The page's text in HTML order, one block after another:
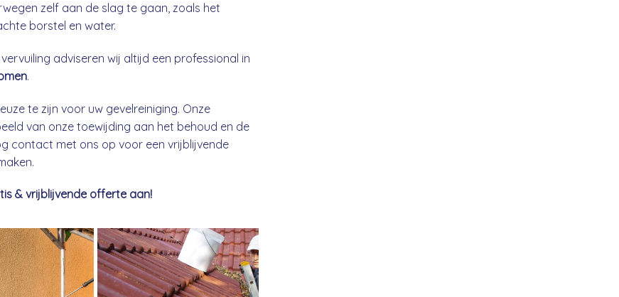
zelf aan de slag te gaan, zoals het
borstel en water.
adviseren wij altijd een professional in
.
te zijn voor uw gevelreiniging. Onze
van onze toewijding aan het behoud en de
contact met ons op voor een vrijblijvende
& vrijblijvende offerte aan!